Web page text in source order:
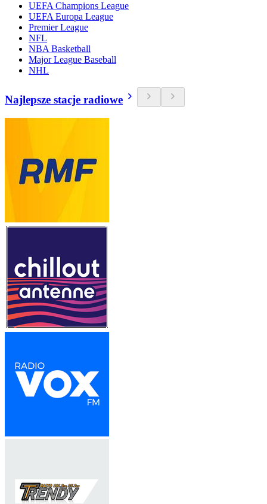
UEFA Champions League
UEFA Europa League
Premier League
NFL
NBA Basketball
Major League Baseball
NHL
Najlepsze stacje radiowe